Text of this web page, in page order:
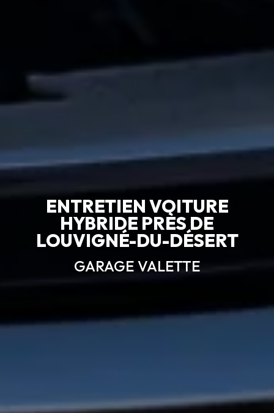
ENTRETIEN VOITURE
HYBRIDE PRÈS DE
LOUVIGNÉ-DU-DÉSERT
GARAGE VALETTE